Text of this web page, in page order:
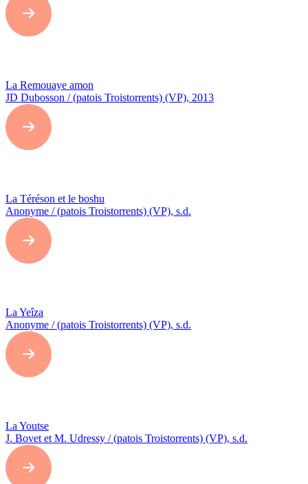
La Remouaye amon
JD Dubosson / (patois Troistorrents) (VP), 2013
La Téréson et le boshu
Anonyme / (patois Troistorrents) (VP), s.d.
La Yeîza
Anonyme / (patois Troistorrents) (VP), s.d.
La Youtse
J. Bovet et M. Udressy / (patois Troistorrents) (VP), s.d.